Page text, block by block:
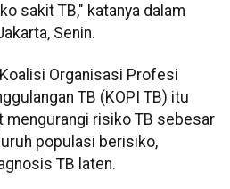
sakit TB," katanya dalam
Senin.
Organisasi Profesi
TB (KOPI TB) itu
mengurangi risiko TB sebesar
populasi berisiko,
TB laten.